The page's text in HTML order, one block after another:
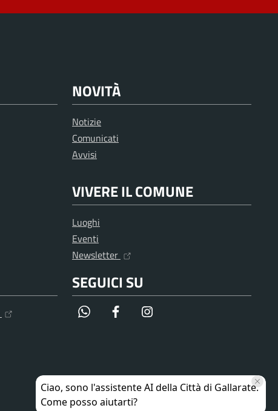
NOVITÀ
Notizie
Comunicati
Avvisi
VIVERE IL COMUNE
Luoghi
Eventi
Newsletter
SEGUICI SU
WhatsApp Facebook